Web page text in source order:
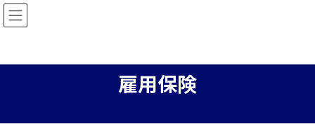
コ
ン
ツ
ナ
ビ
シ
雇用保険